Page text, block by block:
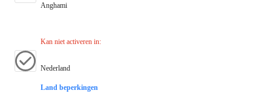
Anghami
Kan niet activeren in:
Nederland
Land beperkingen